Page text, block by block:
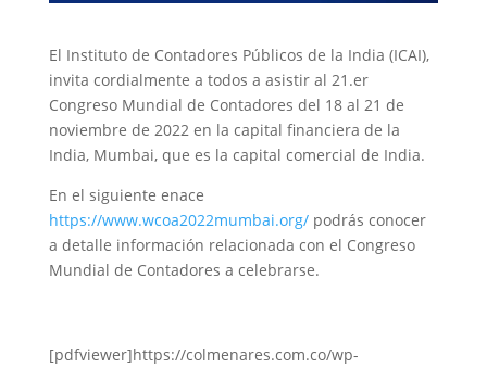
El Instituto de Contadores Públicos de la India (ICAI),
invita cordialmente a todos a asistir al 21.er
Congreso Mundial de Contadores del 18 al 21 de
noviembre de 2022 en la capital financiera de la
India, Mumbai, que es la capital comercial de India.
En el siguiente enace
https://www.wcoa2022mumbai.org/podrás conocer
a detalle información relacionada con el Congreso
Mundial de Contadores a celebrarse.
[pdfviewer]https://colmenares.com.co/wp-